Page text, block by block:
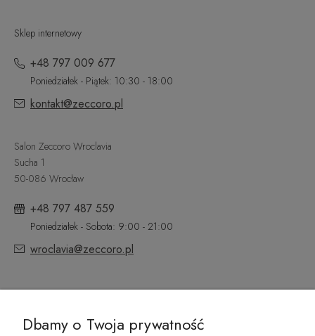
Sklep internetowy
+48 797 009 677
Poniedziałek - Piątek: 10:30 - 18:00
kontakt@zeccoro.pl
Salon Zeccoro Wroclavia
Sucha 1
50-086 Wrocław
+48 797 487 559
Poniedziałek - Sobota: 9:00 - 21:00
wroclavia@zeccoro.pl
Dbamy o Twoja prywatność